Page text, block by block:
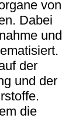
von
Dabei
und
der
und der
die